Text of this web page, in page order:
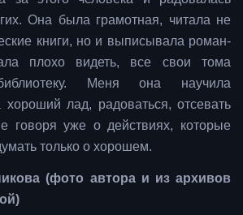
Она была грамотная, читала не
книги, но и выписывала роман-
плохо видеть, все свои тома
Меня она научила
хороший лад, радоваться, отсевать
говоря уже о действиях, которые
только о хорошем.
(фото автора и из архивов